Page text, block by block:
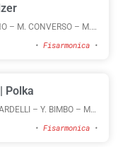
– M. CONVERSO – M.
• Fisarmonica •
Polka
– Y. BIMBO – M.
• Fisarmonica •